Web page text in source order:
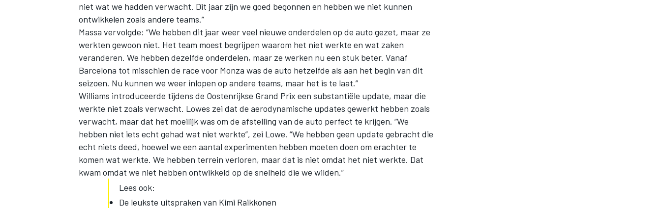
niet wat we hadden verwacht. Dit jaar zijn we goed begonnen en hebben we niet kunnen
ontwikkelen zoals andere teams.”
Massa vervolgde: “We hebben dit jaar weer veel nieuwe onderdelen op de auto gezet, maar ze
werkten gewoon niet. Het team moest begrijpen waarom het niet werkte en wat zaken
veranderen. We hebben dezelfde onderdelen, maar ze werken nu een stuk beter. Vanaf
Barcelona tot misschien de race voor Monza was de auto hetzelfde als aan het begin van dit
seizoen. Nu kunnen we weer inlopen op andere teams, maar het is te laat.”
Williams introduceerde tijdens de Oostenrijkse Grand Prix een substantiële update, maar die
werkte niet zoals verwacht. Lowes zei dat de aerodynamische updates gewerkt hebben zoals
verwacht, maar dat het moeilijk was om de afstelling van de auto perfect te krijgen. “We
hebben niet iets echt gehad wat niet werkte”, zei Lowe. “We hebben geen update gebracht die
echt niets deed, hoewel we een aantal experimenten hebben moeten doen om erachter te
komen wat werkte. We hebben terrein verloren, maar dat is niet omdat het niet werkte. Dat
kwam omdat we niet hebben ontwikkeld op de snelheid die we wilden.”
Lees ook:
De leukste uitspraken van Kimi Raikkonen